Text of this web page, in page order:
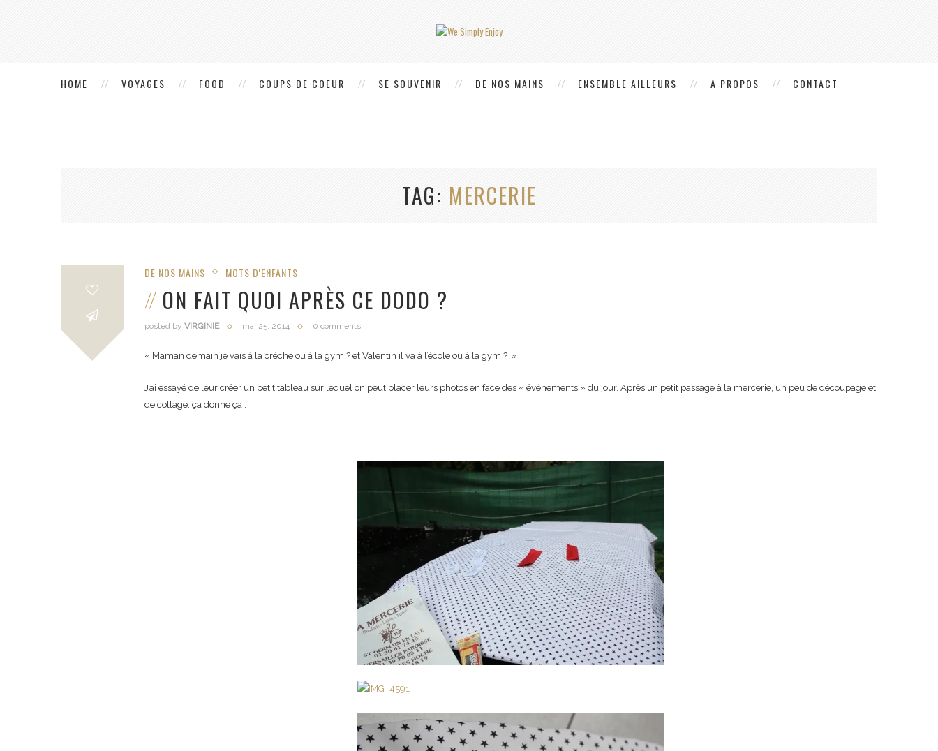
HOME VOYAGES FOOD COUPS DE COEUR SE SOUVENIR DE NOS MAINS ENSEMBLE AILLEURS A PROPOS CONTACT
TAG MERCERIE
DE NOS MAINS MOTS D'ENFANTS
ON FAIT QUOI APRÈS CE DODO ?
posted by VIRGINIE mai 25, 2014 0 comments
« Maman demain je vais à la crèche ou à la gym ? et Valentin il va à l’école ou à la gym ? »
J’ai essayé de leur créer un petit tableau sur lequel on peut placer leurs photos en face des « événements » du jour. Après un petit passage à la mercerie, un peu de découpage et
de collage, ça donne ça :